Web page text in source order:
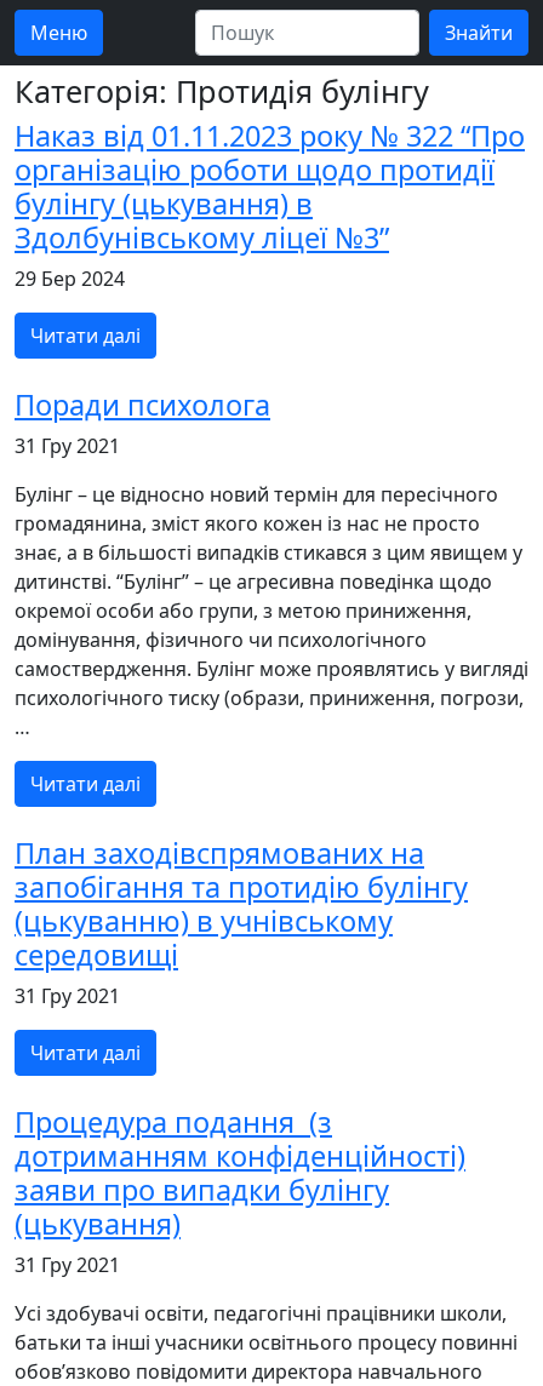
Меню
Категорія: Протидія булінгу
Наказ від 01.11.2023 року № 322 “Про
організацію роботи щодо протидії
булінгу (цькування) в
Здолбунівському ліцеї №3”
29 Бер 2024
Читати далі
Поради психолога
31 Гру 2021
Булінг – це відносно новий термін для пересічного
громадянина, зміст якого кожен із нас не просто
знає, а в більшості випадків стикався з цим явищем у
дитинстві. “Булінг” – це агресивна поведінка щодо
окремої особи або групи, з метою приниження,
домінування, фізичного чи психологічного
самоствердження. Булінг може проявлятись у вигляді
психологічного тиску (образи, приниження, погрози,
…
Читати далі
План заходівспрямованих на
запобігання та протидію булінгу
(цькуванню) в учнівському
середовищі
31 Гру 2021
Читати далі
Процедура подання (з
дотриманням конфіденційності)
заяви про випадки булінгу
(цькування)
31 Гру 2021
Усі здобувачі освіти, педагогічні працівники школи,
батьки та інші учасники освітнього процесу повинні
обов’язково повідомити директора навчального